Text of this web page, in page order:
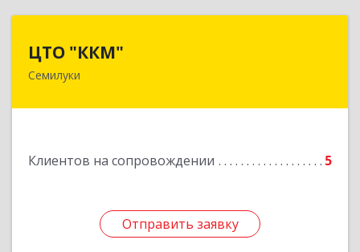
ЦТО "ККМ"
Семилуки
Клиентов на сопровождении 5
Отправить заявку
Отправить заявку